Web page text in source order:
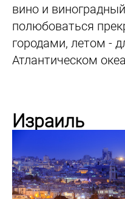
вино и
полюбоваться
городами, летом -
Атлантическом
Израиль